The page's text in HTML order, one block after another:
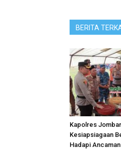
BERITA
Kapolres
Kesiapsiagaan
Hadapi